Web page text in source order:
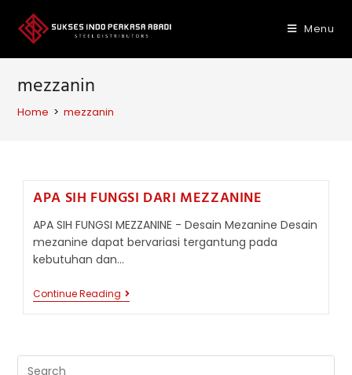
content
Menu
mezzanin
Home > mezzanin
APA SIH FUNGSI DARI MEZZANINE
APA SIH FUNGSI MEZZANINE - Desain Mezanine Desain
mezanine dapat bervariasi tergantung pada
kebutuhan dan…
Continue Reading APA
SIH